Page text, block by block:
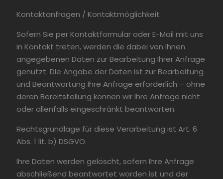
Kontaktanfragen / Kontaktmöglichkeit
Sofern Sie per Kontaktformular oder E-Mail mit uns
in Kontakt treten, werden die dabei von Ihnen
angegebenen Daten zur Bearbeitung Ihrer Anfrage
genutzt. Die Angabe der Daten ist zur Bearbeitung
und Beantwortung Ihre Anfrage erforderlich – ohne
deren Bereitstellung können wir Ihre Anfrage nicht
oder allenfalls eingeschränkt beantworten.
Rechtsgrundlage für diese Verarbeitung ist Art. 6
Abs. 1 lit. b) DSGVO.
Ihre Daten werden gelöscht, sofern Ihre Anfrage
abschließend beantwortet worden ist und der